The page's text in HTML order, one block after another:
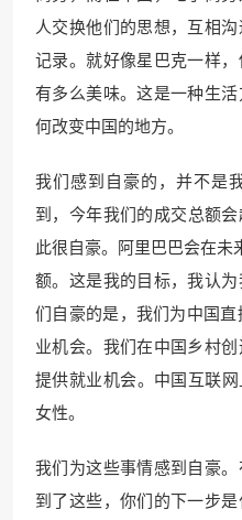
人交换他们的思想，互相
记录。就好像星巴克一样
有多么美味。这是一种生
何改变中国的地方。
我们感到自豪的，并不是
到，今年我们的成交总额
此很自豪。阿里巴巴会在
额。这是我的目标，我认
们自豪的是，我们为中国
业机会。我们在中国乡村
提供就业机会。中国互联
女性。
我们为这些事情感到自豪
到了这些，你们的下一步